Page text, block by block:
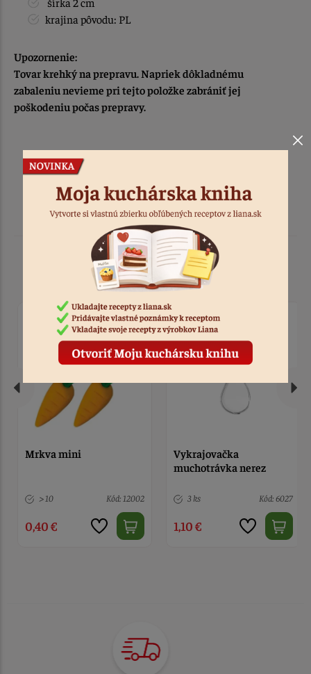
krajina pôvodu: PL
Upozornenie:
Tovar krehký na prepravu. Napriek dôkladnému
zabaleniu nevieme pri tejto položke zabrániť jej
poškodeniu počas prepravy.
Podobné produkty
Vykrajovačka
3 ks Kód: 6027
1,10 €
Cukrová dekorácia s
líškou
1 ks Kód: 7381
6,50 €